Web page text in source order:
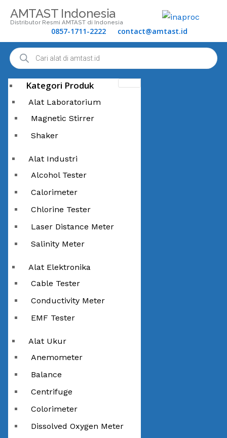
AMTAST Indonesia
Distributor Resmi AMTAST di Indonesia
0857-1711-2222 contact@amtast.id
Kategori Produk
Alat Laboratorium
Magnetic Stirrer
Shaker
Alat Industri
Alcohol Tester
Calorimeter
Chlorine Tester
Laser Distance Meter
Salinity Meter
Alat Elektronika
Cable Tester
Conductivity Meter
EMF Tester
Alat Ukur
Anemometer
Balance
Centrifuge
Colorimeter
Dissolved Oxygen Meter